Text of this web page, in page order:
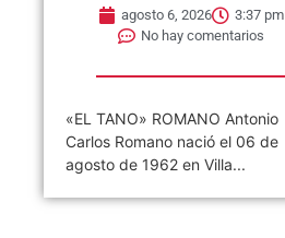
agosto 6, 2026
3:37 pm
No hay comentarios
«EL TANO» ROMANO Antonio
Carlos Romano nació el 06 de
agosto de 1962 en Villa...